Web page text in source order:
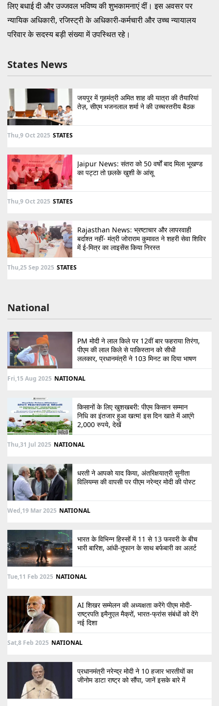
लिए बधाई दी और उज्जवल भविष्य की शुभकामनाएं दीं। इस अवसर पर
न्यायिक अधिकारी, रजिस्ट्री के अधिकारी-कर्मचारी और उच्च न्यायालय
परिवार के सदस्य बड़ी संख्या में उपस्थित रहे।
States News
जयपुर में गृहमंत्री अमित शाह की यात्रा की तैयारियां
तेज़, सीएम भजनलाल शर्मा ने की उच्चस्तरीय बैठक
Thu,9 Oct 2025 STATES
Jaipur News: संतरा को 50 वर्षों बाद मिला भूखण्ड
का पट्टा तो छलके खुशी के आंसू
Thu,9 Oct 2025 STATES
Rajasthan News: भ्रष्टाचार और लापरवाही
बर्दाश्त नहीं- मंत्री जोराराम कुमावत ने शहरी सेवा शिविर
में ई-मित्र का लाइसेंस किया निरस्त
Thu,25 Sep 2025 STATES
National
PM मोदी ने लाल किले पर 12वीं बार फहराया तिरंगा,
पीएम की लाल किले से पाकिस्तान को सीधी
ललकार, प्रधानमंत्री ने 103 मिनट का दिया भाषण
Fri,15 Aug 2025 NATIONAL
किसानों के लिए खुशखबरी: पीएम किसान सम्मान
निधि का इंतजार हुआ खत्म! इस दिन खाते में आएंगे
2,000 रुपये, देखें
Thu,31 Jul 2025 NATIONAL
धरती ने आपको याद किया, अंतरिक्षयात्री सुनीता
विलियम्स की वापसी पर पीएम नरेन्द्र मोदी की पोस्ट
Wed,19 Mar 2025 NATIONAL
भारत के विभिन्न हिस्सों में 11 से 13 फरवरी के बीच
भारी बारिश, आंधी-तूफान के साथ बर्फबारी का अलर्ट
Tue,11 Feb 2025 NATIONAL
AI शिखर सम्मेलन की अध्यक्षता करेंगे पीएम मोदी-
राष्ट्रपति इमैनुएल मैक्रों, भारत-फ्रांस संबंधों को देंगे
नई दिशा
Sat,8 Feb 2025 NATIONAL
प्रधानमंत्री नरेन्द्र मोदी ने 10 हजार भारतीयों का
जीनोम डाटा राष्ट्र को सौंपा, जानें इसके बारे में